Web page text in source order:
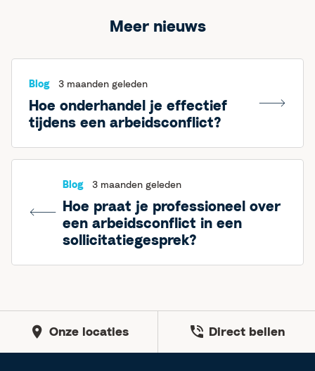
Meer nieuws
Blog 3 maanden geleden
Hoe onderhandel je effectief
tijdens een arbeidsconflict?
Blog 3 maanden geleden
Hoe praat je professioneel over
een arbeidsconflict in een
sollicitatiegesprek?
Onze locaties Direct bellen